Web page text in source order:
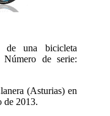
de una bicicleta
de serie:
(Asturias) en
de 2013.